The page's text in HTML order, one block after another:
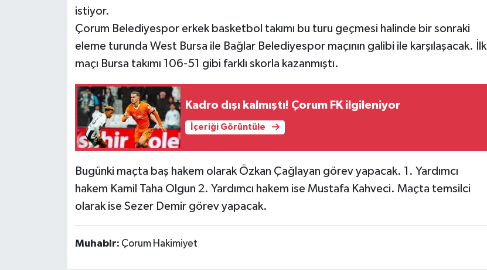
istiyor.
Çorum Belediyespor erkek basketbol takımı bu turu geçmesi halinde bir sonraki
eleme turunda West Bursa ile Bağlar Belediyespor maçının galibi ile karşılaşacak. İlk
maçı Bursa takımı 106-51 gibi farklı skorla kazanmıştı.
Kadro dışı kalmıştı! Çorum FK ilgileniyor
İçeriği Görüntüle
Bugünki maçta baş hakem olarak Özkan Çağlayan görev yapacak. 1. Yardımcı
hakem Kamil Taha Olgun 2. Yardımcı hakem ise Mustafa Kahveci. Maçta temsilci
olarak ise Sezer Demir görev yapacak.
Muhabir: Çorum Hakimiyet